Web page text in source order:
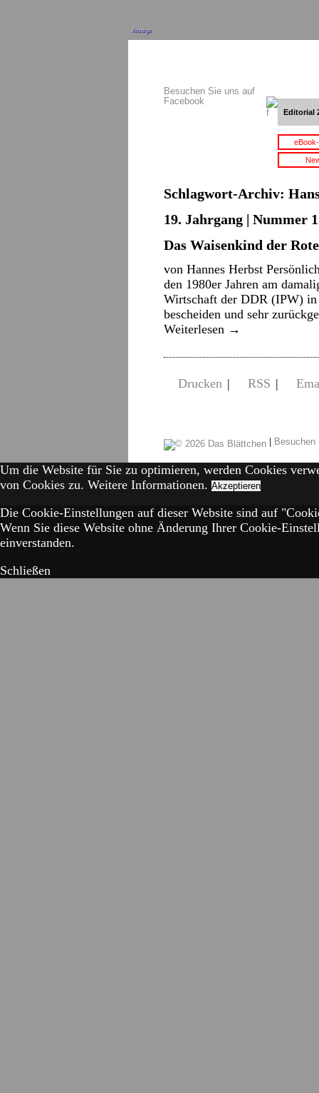
Anzeige
Besuchen Sie uns auf
Facebook
Editorial
Schlagwort-Archiv:
19. Jahrgang | Nummer
Das Waisenkind der
von Hannes Herbst
den 1980er Jahren am
Wirtschaft der DDR (IPW)
bescheiden und sehr
Weiterlesen →
Drucken | RSS |
|
Um die Website für Sie zu optimieren, werden Cookies
von Cookies zu. Weitere Informationen. Akzeptieren
Die Cookie-Einstellungen auf dieser Website sind auf
Wenn Sie diese Website ohne Änderung Ihrer Cookie-
einverstanden.
Schließen